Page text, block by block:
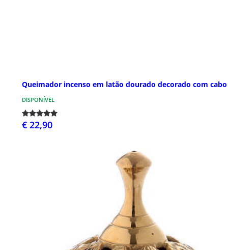
Queimador incenso em latão dourado decorado com cabo
DISPONÍVEL
€ 22,90